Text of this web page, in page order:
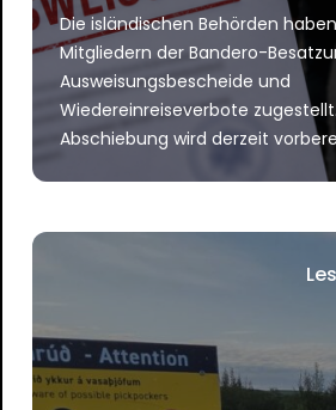
Die isländischen Behörden
Mitgliedern der Bandero-
Ausweisungsbescheide und
Wiedereinreiseverbote
Abschiebung wird derzeit